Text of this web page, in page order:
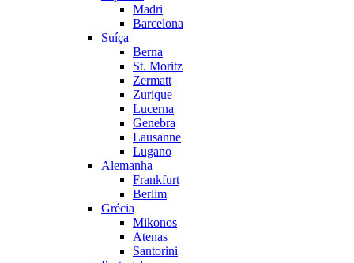
Madri
Barcelona
Suíça
Berna
St. Moritz
Zermatt
Zurique
Lucerna
Genebra
Lausanne
Lugano
Alemanha
Frankfurt
Berlim
Grécia
Mikonos
Atenas
Santorini